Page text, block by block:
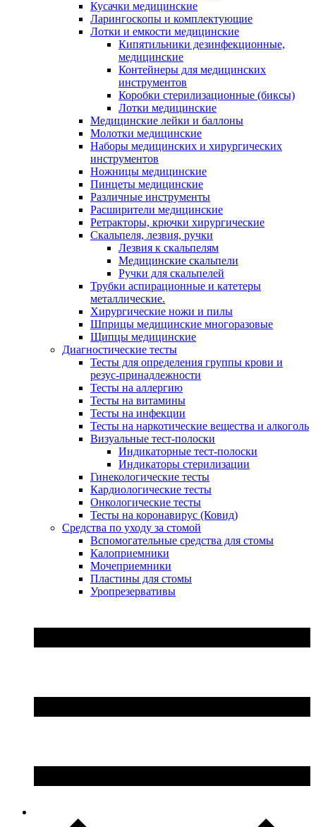
Кусачки медицинские
Ларингоскопы и комплектующие
Лотки и емкости медицинские
Кипятильники дезинфекционные,
медицинские
Контейнеры для медицинских
инструментов
Коробки стерилизационные (биксы)
Лотки медицинские
Медицинские лейки и баллоны
Молотки медицинские
Наборы медицинских и хирургических
инструментов
Ножницы медицинские
Пинцеты медицинские
Различные инструменты
Расширители медицинские
Ретракторы, крючки хирургические
Скальпеля, лезвия, ручки
Лезвия к скальпелям
Медицинские скальпели
Ручки для скальпелей
Трубки аспирационные и катетеры
металлические.
Хирургические ножи и пилы
Шприцы медицинские многоразовые
Щипцы медицинские
Диагностические тесты
Тесты для определения группы крови и
резус-принадлежности
Тесты на аллергию
Тесты на витамины
Тесты на инфекции
Тесты на наркотические вещества и алкоголь
Визуальные тест-полоски
Индикаторные тест-полоски
Индикаторы стерилизации
Гинекологические тесты
Кардиологические тесты
Онкологические тесты
Тесты на коронавирус (Ковид)
Средства по уходу за стомой
Вспомогательные средства для стомы
Калоприемники
Мочеприемники
Пластины для стомы
Уропрезервативы